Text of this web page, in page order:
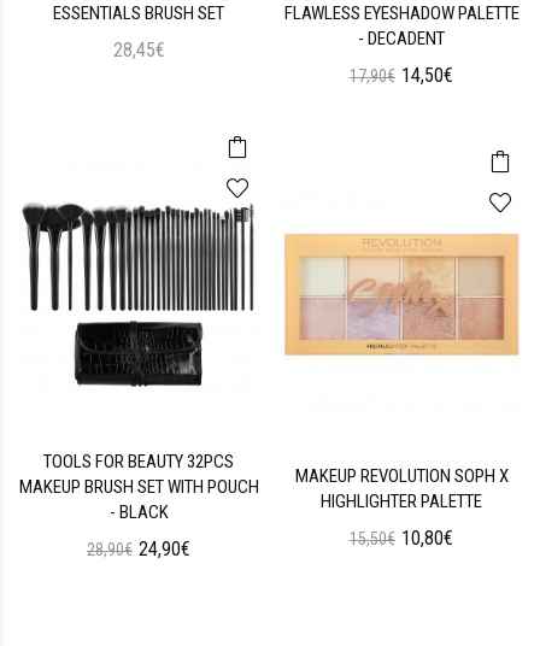
ESSENTIALS BRUSH SET
28,45€
TOOLS FOR BEAUTY 32PCS
MAKEUP BRUSH SET WITH POUCH
- BLACK
28,90€ 24,90€
FLAWLESS EYESHADOW PALETTE
- DECADENT
17,90€ 14,50€
MAKEUP REVOLUTION SOPH X
HIGHLIGHTER PALETTE
15,50€ 10,80€